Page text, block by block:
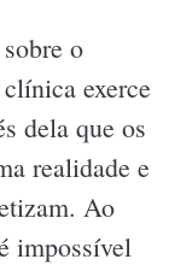
o
exerce
dela que os
realidade e
Ao
impossível